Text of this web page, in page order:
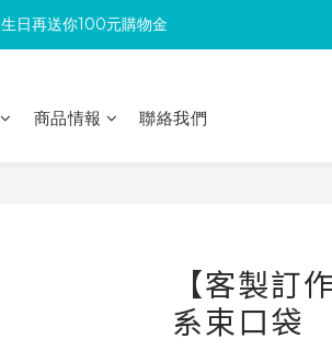
滿300回饋10%購物金
生日再送你100元購物金
滿300回饋10%購物金
商品情報 聯絡我們
【客製訂
系束口袋